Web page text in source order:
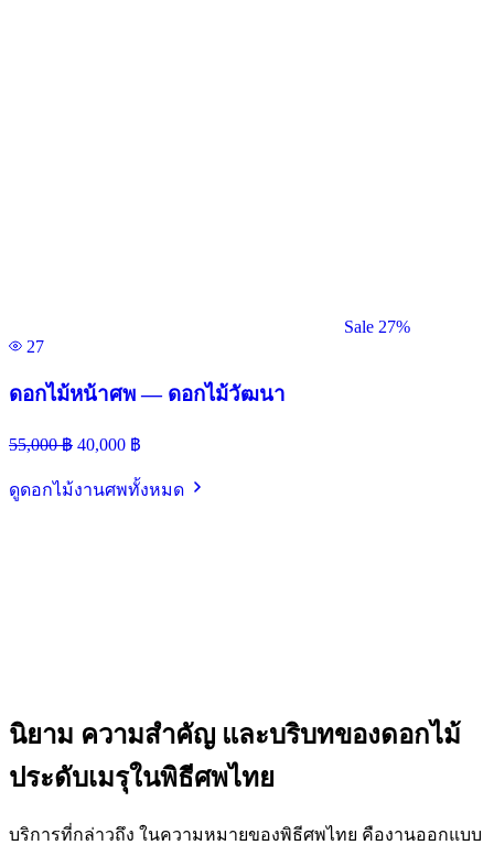
Sale 27%
27
ดอกไม้หน้าศพ — ดอกไม้วัฒนา
55,000฿ 40,000 ฿
ดูดอกไม้งานศพทั้งหมด
นิยาม ความสำคัญ และบริบทของดอกไม้
ประดับเมรุในพิธีศพไทย
บริการที่กล่าวถึง ในความหมายของพิธีศพไทย คืองานออกแบบ